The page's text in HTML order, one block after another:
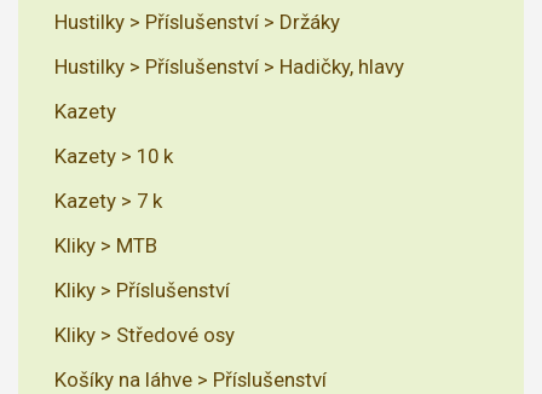
Hustilky > Příslušenství > Držáky
Hustilky > Příslušenství > Hadičky, hlavy
Kazety
Kazety > 10 k
Kazety > 7 k
Kliky > MTB
Kliky > Příslušenství
Kliky > Středové osy
Košíky na láhve > Příslušenství